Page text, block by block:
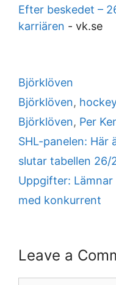
Efter beskedet –
karriären - vk.se
Categories
Björklöven
Tags
Björklöven,
Björklöven, Per
SHL-panelen: Här
slutar tabellen 26/
Uppgifter: Lämnar
med konkurrent
Leave a